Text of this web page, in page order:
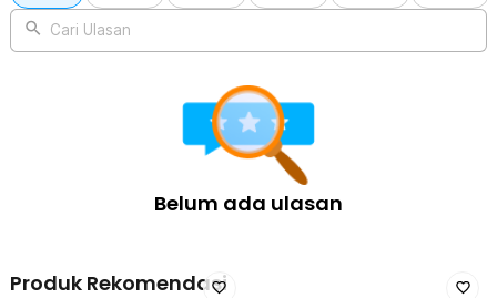
Cari Ulasan
Belum ada ulasan
Produk Rekomendasi